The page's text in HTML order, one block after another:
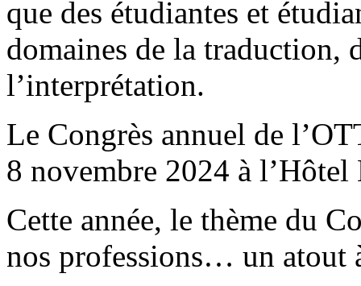
que des étudiantes et
domaines de la traduction,
l’interprétation.
Le Congrès annuel de
8 novembre 2024 à
Cette année, le thème du
nos professions… un atout